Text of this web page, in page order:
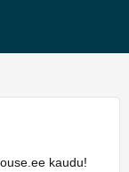
kaudu!